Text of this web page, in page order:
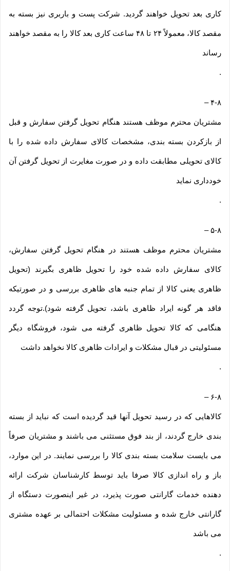
کاری بعد تحویل خواهند گردید. شرکت پست و باربری نیز بسته به
مقصد کالا، معمولاً ۲۴ تا ۴۸ ساعت کاری بعد کالا را به مقصد خواهند
رساند
.
۴-۸–
مشتریان محترم موظف هستند هنگام تحویل گرفتن سفارش و قبل
از بازکردن بسته بندی، مشخصات کالای سفارش داده شده را با
کالای تحویلی مطابقت داده و در صورت مغایرت از تحویل گرفتن آن
خودداری نماید
.
۵-۸–
مشتریان محترم موظف هستند در هنگام تحویل گرفتن سفارش،
کالای سفارش داده شده خود را تحویل ظاهری بگیرند (تحویل
ظاهری یعنی کالا از تمام جنبه های ظاهری بررسی و در صورتیکه
فاقد هر گونه ایراد ظاهری باشد، تحویل گرفته شود).توجه گردد
هنگامی که کالا تحویل ظاهری گرفته می شود، فروشگاه دیگر
مسئولیتی در قبال مشکلات و ایرادات ظاهری کالا نخواهد داشت
.
۶-۸ –
کالاهایی که در رسید تحویل آنها قید گردیده است که نباید از بسته
بندی خارج گردند، از بند فوق مستثنی می باشند و مشتریان صرفاً
می بایست سلامت بسته بندی کالا را بررسی نمایند. در این موارد،
باز و راه اندازی کالا صرفا باید توسط کارشناسان شرکت ارائه
دهنده خدمات گارانتی صورت پذیرد، در غیر اینصورت دستگاه از
گارانتی خارج شده و مسئولیت مشکلات احتمالی بر عهده مشتری
می باشد
.